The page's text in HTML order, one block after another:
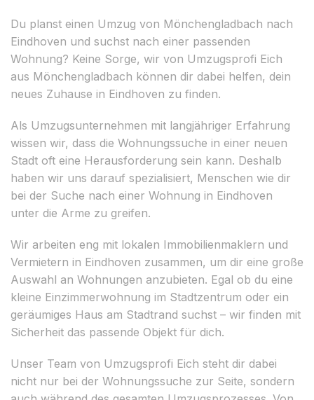
Du planst einen Umzug von Mönchengladbach nach
Eindhoven und suchst nach einer passenden
Wohnung? Keine Sorge, wir von Umzugsprofi Eich
aus Mönchengladbach können dir dabei helfen, dein
neues Zuhause in Eindhoven zu finden.
Als Umzugsunternehmen mit langjähriger Erfahrung
wissen wir, dass die Wohnungssuche in einer neuen
Stadt oft eine Herausforderung sein kann. Deshalb
haben wir uns darauf spezialisiert, Menschen wie dir
bei der Suche nach einer Wohnung in Eindhoven
unter die Arme zu greifen.
Wir arbeiten eng mit lokalen Immobilienmaklern und
Vermietern in Eindhoven zusammen, um dir eine große
Auswahl an Wohnungen anzubieten. Egal ob du eine
kleine Einzimmerwohnung im Stadtzentrum oder ein
geräumiges Haus am Stadtrand suchst – wir finden mit
Sicherheit das passende Objekt für dich.
Unser Team von Umzugsprofi Eich steht dir dabei
nicht nur bei der Wohnungssuche zur Seite, sondern